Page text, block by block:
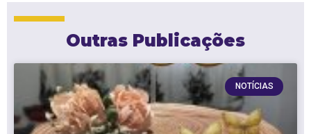
Outras Publicações
NOTÍCIAS